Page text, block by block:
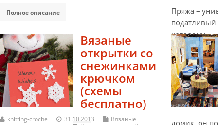
Полное описание
Пряжа –
податливый
которому…
Полное
Вязаные
открытки со
снежинками
крючком
(схемы
бесплатно)
knitting-croche 31.10.2013
Вязаные
домик. он